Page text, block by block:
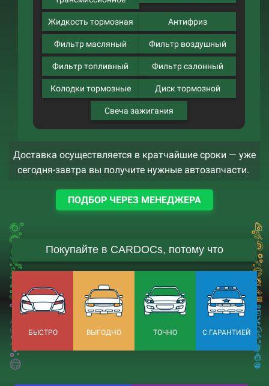
Жидкость тормозная Антифриз
Фильтр масляный Фильтр воздушный
Фильтр топливный Фильтр салонный
Колодки тормозные Диск тормозной
Свеча зажигания
Доставка осуществляется в кратчайшие сроки — уже
сегодня-завтра вы получите нужные автозапчасти.
ПОДБОР ЧЕРЕЗ МЕНЕДЖЕРА
Покупайте в CARDOCs, потому что
БЫСТРО ВЫГОДНО ТОЧНО С ГАРАНТИЕЙ